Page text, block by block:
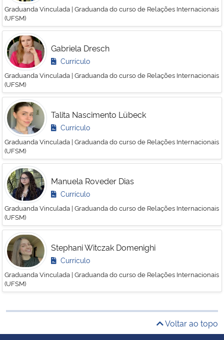
Graduanda Vinculada | Graduanda do curso de Relações Internacionais
(UFSM)
Gabriela Dresch
Currículo
Graduanda Vinculada | Graduanda do curso de Relações Internacionais
(UFSM)
Talita Nascimento Lübeck
Currículo
Graduanda Vinculada | Graduanda do curso de Relações Internacionais
(UFSM)
Manuela Roveder Dias
Currículo
Graduanda Vinculada | Graduanda do curso de Relações Internacionais
(UFSM)
Stephani Witczak Domenighi
Currículo
Graduanda Vinculada | Graduanda do curso de Relações Internacionais
(UFSM)
Voltar ao topo